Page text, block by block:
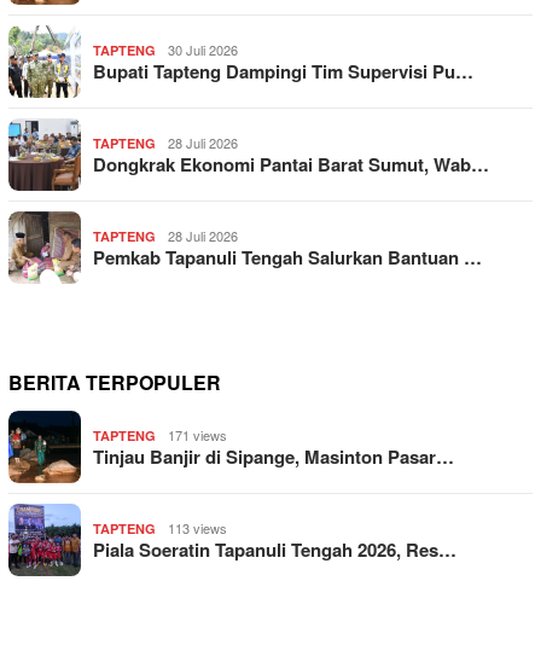
TAPTENG 30 Juli 2026
Bupati Tapteng Dampingi Tim Supervisi Pu…
TAPTENG 28 Juli 2026
Dongkrak Ekonomi Pantai Barat Sumut, Wab…
TAPTENG 28 Juli 2026
Pemkab Tapanuli Tengah Salurkan Bantuan …
BERITA TERPOPULER
TAPTENG 171 views
Tinjau Banjir di Sipange, Masinton Pasar…
TAPTENG 113 views
Piala Soeratin Tapanuli Tengah 2026, Res…